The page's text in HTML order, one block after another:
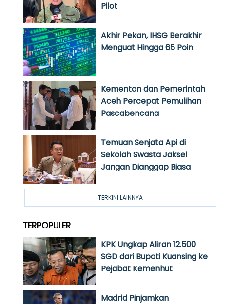
Pilot
Akhir Pekan, IHSG Berakhir
Menguat Hingga 65 Poin
Kementan dan Pemerintah
Aceh Percepat Pemulihan
Pascabencana
Temuan Senjata Api di
Sekolah Swasta Jaksel
Jangan Dianggap Biasa
TERKINI LAINNYA
TERPOPULER
KPK Ungkap Aliran 12.500
SGD dari Bupati Kuansing ke
Pejabat Kemenhut
Madrid Pinjamkan